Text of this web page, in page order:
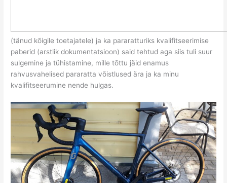
(tänud kõigile toetajatele) ja ka pararatturiks kvalifitseerimise
paberid (arstlik dokumentatsioon) said tehtud aga siis tuli suur
sulgemine ja tühistamine, mille tõttu jäid enamus
rahvusvahelised pararatta võistlused ära ja ka minu
kvalifitseerumine nende hulgas.